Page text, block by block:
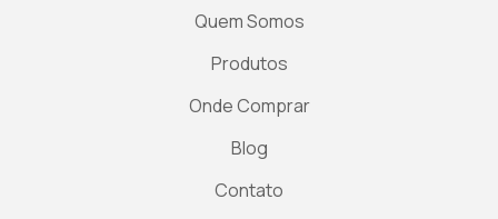
Quem Somos
Produtos
Onde Comprar
Blog
Contato